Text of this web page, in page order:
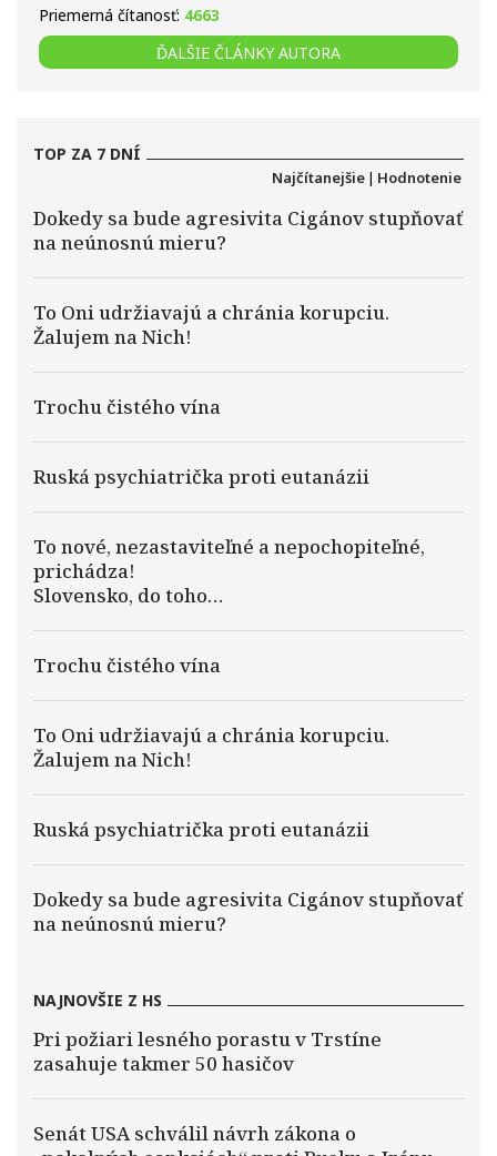
Priemerná čítanosť: 4663
ĎALŠIE ČLÁNKY AUTORA
TOP ZA 7 DNÍ
Najčítanejšie | Hodnotenie
Dokedy sa bude agresivita Cigánov stupňovať
na neúnosnú mieru?
To Oni udržiavajú a chránia korupciu.
Žalujem na Nich!
Trochu čistého vína
Ruská psychiatrička proti eutanázii
To nové, nezastaviteľné a nepochopiteľné,
prichádza!
Slovensko, do toho…
Trochu čistého vína
To Oni udržiavajú a chránia korupciu.
Žalujem na Nich!
Ruská psychiatrička proti eutanázii
Dokedy sa bude agresivita Cigánov stupňovať
na neúnosnú mieru?
NAJNOVŠIE Z HS
Pri požiari lesného porastu v Trstíne
zasahuje takmer 50 hasičov
Senát USA schválil návrh zákona o